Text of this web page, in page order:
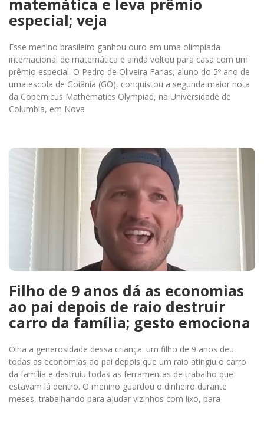
matemática e leva prêmio
especial; veja
Esse menino brasileiro ganhou ouro em uma olimpíada
internacional de matemática e ainda voltou para casa com um
prêmio especial. O Pedro de Oliveira Farias, aluno do 5º ano de
uma escola de Goiânia (GO), conquistou a segunda maior nota
da Copernicus Mathematics Olympiad, na Universidade de
Columbia, em Nova
Filho de 9 anos dá as economias
ao pai depois de raio destruir
carro da família; gesto emociona
Olha a generosidade dessa criança: um filho de 9 anos deu
todas as economias ao pai depois que um raio atingiu o carro
da família e destruiu todas as ferramentas de trabalho que
estavam lá dentro. O menino guardou o dinheiro durante
meses, trabalhando para ajudar vizinhos com lixo, para